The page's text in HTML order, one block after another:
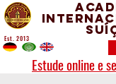
Estude online e
Est. 2013